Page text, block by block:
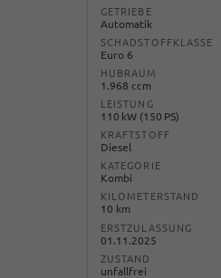
GETRIEBE
Automatik
SCHADSTOFFKLASSE
Euro 6
HUBRAUM
1.968 ccm
LEISTUNG
110 kW (150 PS)
KRAFTSTOFF
Diesel
KATEGORIE
Kombi
KILOMETERSTAND
10 km
ERSTZULASSUNG
01.11.2025
ZUSTAND
unfallfrei